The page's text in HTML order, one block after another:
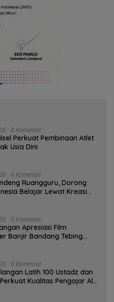
0 Komentar
Perkuat Pembinaan Atlet
Usia Dini
0 Komentar
Ruangguru, Dorong
Belajar Lewat Kreasi
0 Komentar
Apresiasi Film
Banjir Bandang Tebing
0 Komentar
Latih 100 Ustadz dan
Kualitas Pengajar Al-